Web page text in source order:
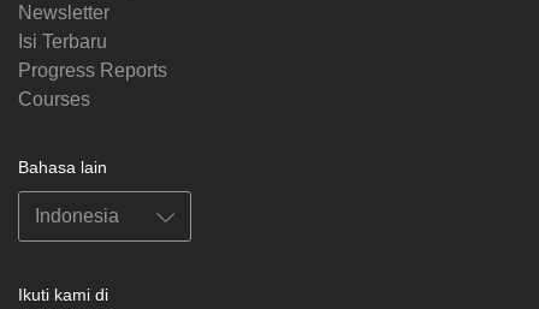
Newsletter
Isi Terbaru
Progress Reports
Courses
Bahasa lain
Ikuti kami di